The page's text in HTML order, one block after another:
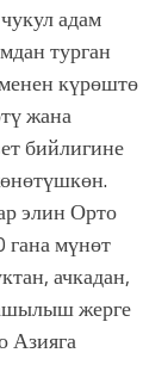
адам
турган
күрөштө
жана
бийлигине
элин Орто
мүнөт
ачкадан,
жерге
Азияга